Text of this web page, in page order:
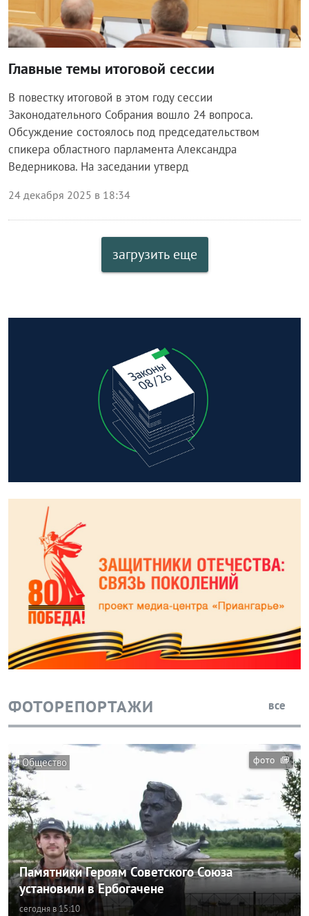
Главные темы итоговой сессии
В повестку итоговой в этом году сессии
Законодательного Собрания вошло 24 вопроса.
Обсуждение состоялось под председательством
спикера областного парламента Александра
Ведерникова. На заседании утверд
24 декабря 2025 в 18:34
загрузить еще
ФОТОРЕПОРТАЖИ все
фото
Общество
Памятники Героям Советского Союза
установили в Ербогачене
сегодня в 15:10